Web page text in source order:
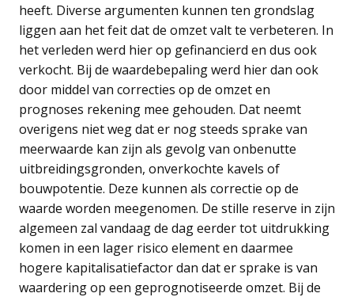
heeft. Diverse argumenten kunnen ten grondslag
liggen aan het feit dat de omzet valt te verbeteren. In
het verleden werd hier op gefinancierd en dus ook
verkocht. Bij de waardebepaling werd hier dan ook
door middel van correcties op de omzet en
prognoses rekening mee gehouden. Dat neemt
overigens niet weg dat er nog steeds sprake van
meerwaarde kan zijn als gevolg van onbenutte
uitbreidingsgronden, onverkochte kavels of
bouwpotentie. Deze kunnen als correctie op de
waarde worden meegenomen. De stille reserve in zijn
algemeen zal vandaag de dag eerder tot uitdrukking
komen in een lager risico element en daarmee
hogere kapitalisatiefactor dan dat er sprake is van
waardering op een geprognotiseerde omzet. Bij de